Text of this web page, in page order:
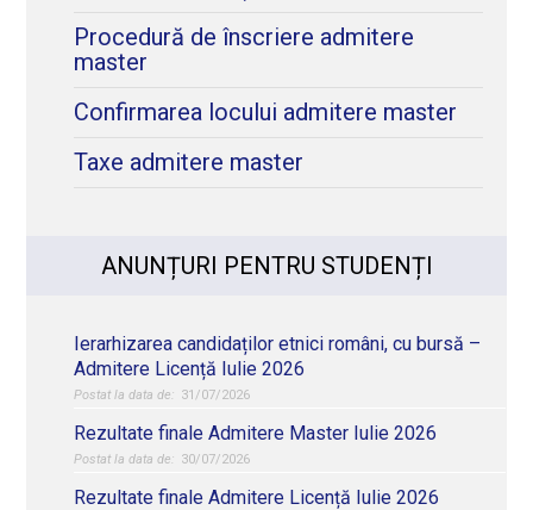
Procedură de înscriere admitere
master
Confirmarea locului admitere master
Taxe admitere master
ANUNȚURI PENTRU STUDENȚI
Ierarhizarea candidaților etnici români, cu bursă –
Admitere Licență Iulie 2026
31/07/2026
Rezultate finale Admitere Master Iulie 2026
30/07/2026
Rezultate finale Admitere Licență Iulie 2026